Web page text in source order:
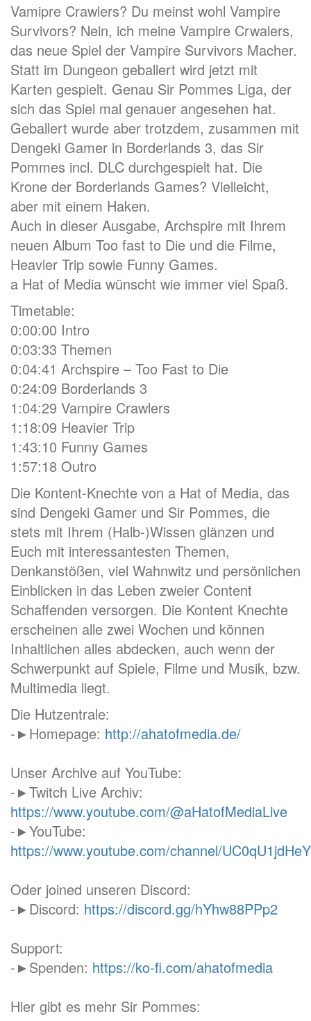
Vamipre Crawlers? Du meinst wohl Vampire
Survivors? Nein, ich meine Vampire Crwalers,
das neue Spiel der Vampire Survivors Macher.
Statt im Dungeon geballert wird jetzt mit
Karten gespielt. Genau Sir Pommes Liga, der
sich das Spiel mal genauer angesehen hat.
Geballert wurde aber trotzdem, zusammen mit
Dengeki Gamer in Borderlands 3, das Sir
Pommes incl. DLC durchgespielt hat. Die
Krone der Borderlands Games? Vielleicht,
aber mit einem Haken.
Auch in dieser Ausgabe, Archspire mit Ihrem
neuen Album Too fast to Die und die Filme,
Heavier Trip sowie Funny Games.
a Hat of Media wünscht wie immer viel Spaß.
Timetable:
0:00:00 Intro
0:03:33 Themen
0:04:41 Archspire – Too Fast to Die
0:24:09 Borderlands 3
1:04:29 Vampire Crawlers
1:18:09 Heavier Trip
1:43:10 Funny Games
1:57:18 Outro
Die Kontent-Knechte von a Hat of Media, das
sind Dengeki Gamer und Sir Pommes, die
stets mit Ihrem (Halb-)Wissen glänzen und
Euch mit interessantesten Themen,
Denkanstößen, viel Wahnwitz und persönlichen
Einblicken in das Leben zweier Content
Schaffenden versorgen. Die Kontent Knechte
erscheinen alle zwei Wochen und können
Inhaltlichen alles abdecken, auch wenn der
Schwerpunkt auf Spiele, Filme und Musik, bzw.
Multimedia liegt.
Die Hutzentrale:
-►Homepage: http://ahatofmedia.de/
Unser Archive auf YouTube:
-►Twitch Live Archiv:
https://www.youtube.com/@aHatofMediaLive
-►YouTube:
https://www.youtube.com/channel/
Oder joined unseren Discord:
-►Discord: https://discord.gg/hYhw88PPp2
Support:
-►Spenden: https://ko-fi.com/ahatofmedia
Hier gibt es mehr Sir Pommes: